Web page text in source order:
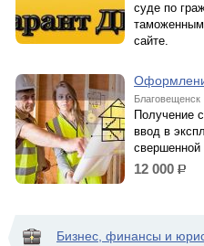
суде по
сайте.
Благовещенск
Получение
ввод в
свершенной
12 000 р.
Бизнес, финансы и